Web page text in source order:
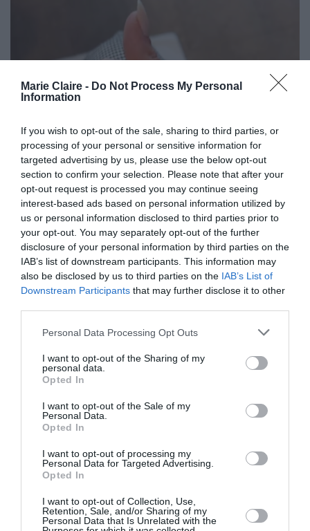
Marie Claire - Do Not Process My Personal
Information
If you wish to opt-out of the sale, sharing to third parties, or
processing of your personal or sensitive information for
targeted advertising by us, please use the below opt-out
section to confirm your selection. Please note that after your
opt-out request is processed you may continue seeing
interest-based ads based on personal information utilized by
us or personal information disclosed to third parties prior to
your opt-out. You may separately opt-out of the further
disclosure of your personal information by third parties on the
IAB’s list of downstream participants. This information may
also be disclosed by us to third parties on the IAB’s List of
Downstream Participants that may further disclose it to other
Personal Data Processing Opt Outs
I want to opt-out of the Sharing of my
personal data.
Opted In
I want to opt-out of the Sale of my
Personal Data.
Opted In
I want to opt-out of processing my
Personal Data for Targeted Advertising.
Opted In
I want to opt-out of Collection, Use,
Retention, Sale, and/or Sharing of my
Personal Data that Is Unrelated with the
Τα milky nails έχουν κάνει δυναμικό comeback
του εξωτερικού να τα επιλέγουν (και) για τις red
carpet εμφανίσεις τους. Πρόκειται για ένα
μανικιούρ στην απόχρωση -όπως μαρτυρά και το
όνομά του- του γάλακτος, δηλαδή ημιδιαφανής